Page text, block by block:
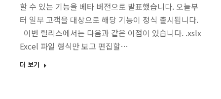
할 수 있는 기능을 베타 버전으로 발표했습니다. 오늘부
터 일부 고객을 대상으로 해당 기능이 정식 출시됩니다.
이번 릴리스에서는 다음과 같은 이점이 있습니다. .xslx
Excel 파일 형식만 보고 편집할…
더 보기